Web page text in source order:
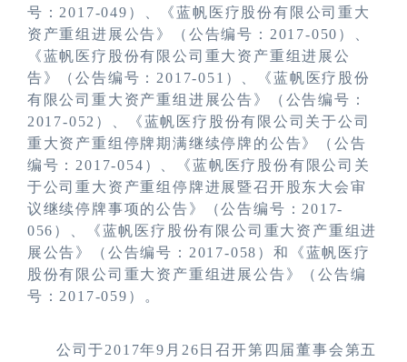
号： 2017-049 ）、《蓝帆医疗股份有限公司重大
资产重组进展公告》（公告编号： 2017-050 ）、
《蓝帆医疗股份有限公司重大资产重组进展公
告》（公告编号： 2017-051 ）、《蓝帆医疗股份
有限公司重大资产重组进展公告》（公告编号：
2017-052 ）、《蓝帆医疗股份有限公司关于公司
重大资产重组停牌期满继续停牌的公告》（公告
编号： 2017-054 ）、《蓝帆医疗股份有限公司关
于公司重大资产重组停牌进展暨召开股东大会审
议继续停牌事项的公告》（公告编号： 2017-
056 ）、《蓝帆医疗股份有限公司重大资产重组进
展公告》（公告编号： 2017-058 ）和《蓝帆医疗
股份有限公司重大资产重组进展公告》（公告编
号： 2017-059 ）。
公司于2017年9 月 26 日召开第四届董事会第五